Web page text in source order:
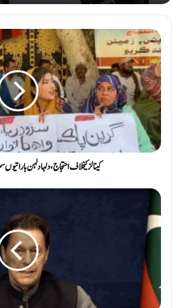
کینالز کیخلاف احتجاج، دلہا دلہن